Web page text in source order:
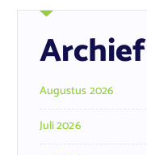
Archief
Augustus 2026
Juli 2026